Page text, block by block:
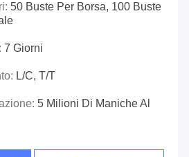
50 Buste Per Borsa, 100 Buste
7 Giorni
L/C, T/T
5 Milioni Di Maniche Al